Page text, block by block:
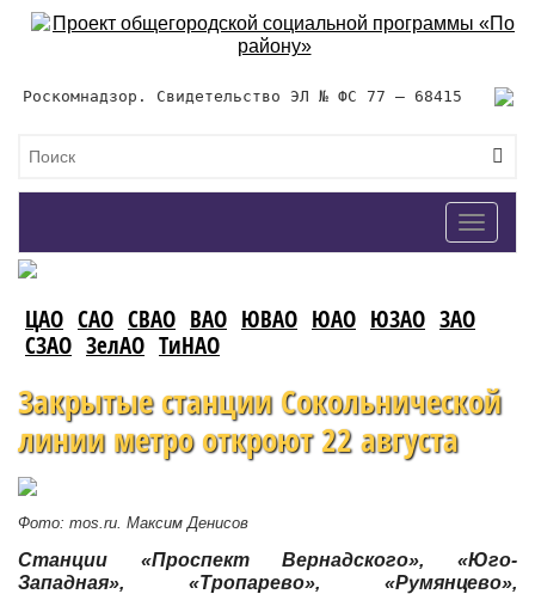
Роскомнадзор. Свидетельство ЭЛ № ФС 77 – 68415
Toggle
ЦАО САО СВАО ВАО ЮВАО ЮАО ЮЗАО ЗАО
СЗАО ЗелАО ТиНАО
Закрытые станции Сокольнической
линии метро откроют 22 августа
Фото: mos.ru. Максим Денисов
Станции «Проспект Вернадского», «Юго-
Западная», «Тропарево», «Румянцево»,